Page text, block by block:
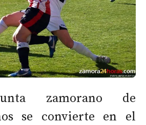
zamorano de
se convierte en el